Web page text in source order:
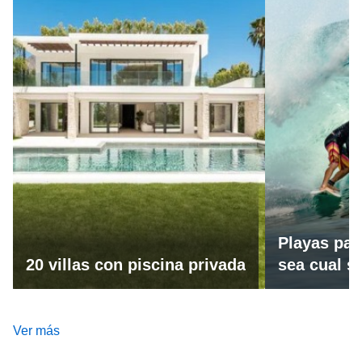
20 villas con piscina privada
Playas
sea cual
Ver más